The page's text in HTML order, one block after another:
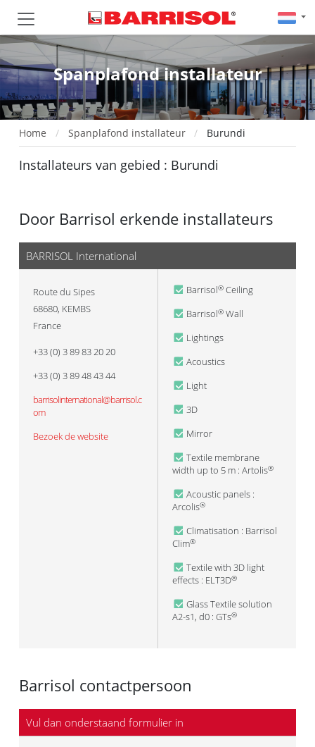
Spanplafond installateur
Home Spanplafond installateur Burundi
Installateurs van gebied : Burundi
Door Barrisol erkende installateurs
BARRISOL International
Route du Sipes
68680, KEMBS
France
+33 (0) 3 89 83 20 20
+33 (0) 3 89 48 43 44
barrisolinternational@barrisol.c
om
Bezoek de website
Barrisol® Ceiling
Barrisol® Wall
Lightings
Acoustics
Light
3D
Mirror
Textile membrane
width up to 5 m : Artolis®
Acoustic panels :
Arcolis®
Climatisation : Barrisol
Clim®
Textile with 3D light
effects : ELT3D®
Glass Textile solution
A2-s1, d0 : GTs®
Barrisol contactpersoon
Vul dan onderstaand formulier in